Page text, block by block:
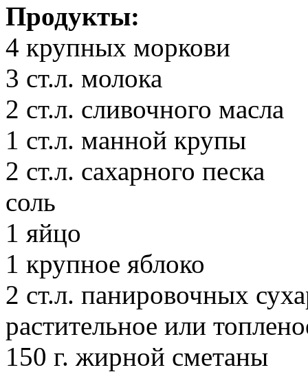
Продукты:
4 крупных моркови
3 ст.л. молока
2 ст.л. сливочного масла
1 ст.л. манной крупы
2 ст.л. сахарного песка
соль
1 яйцо
1 крупное яблоко
2 ст.л. панировочных
растительное или
150 г. жирной сметаны